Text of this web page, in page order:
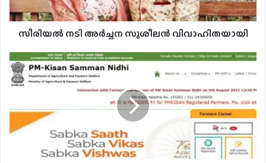
സീരിയൽ നടി അർച്ചന സുശീലൻ വിവാഹിതയായി
പിഎം
കിസാന്‍
സമ്മാൻ
e-
ഓൺലൈനിൽ